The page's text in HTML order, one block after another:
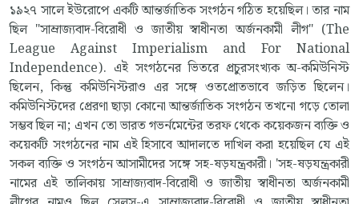
১৯২৭ সালে ইউরোপে একটি আন্তর্জাতিক সংগঠন গঠিত হয়েছিল। তার নাম
ছিল "সাম্রাজ্যবাদ-বিরোধী ও জাতীয় স্বাধীনতা অর্জনকামী লীগ" (The
League Against Imperialism and For National
Independence). এই সংগঠনের ভিতরে প্রচুরসংখ্যক অ-কমিউনিস্ট
ছিলেন, কিন্তু কমিউনিস্টরাও এর সঙ্গে ওতপ্রোতভাবে জড়িত ছিলেন।
কমিউনিস্টদের প্রেরণা ছাড়া কোনো আন্তর্জাতিক সংগঠন তখনো গড়ে তোলা
সম্ভব ছিল না; এখন তো ভারত গভর্নমেন্টের তরফ থেকে কয়েকজন ব্যক্তি ও
কয়েকটি সংগঠনের নাম এই হিসাবে আদালতে দাখিল করা হয়েছিল যে এই
সকল ব্যক্তি ও সংগঠন আসামীদের সঙ্গে সহ-ষড়যন্ত্রকারী। 'সহ-ষড়যন্ত্রকারী
নামের এই তালিকায় সাম্রাজ্যবাদ-বিরোধী ও জাতীয় স্বাধীনতা অর্জনকামী